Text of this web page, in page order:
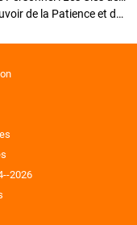
Comment Faire Émerger Votre Blog : Le Pouvoir de la Patience et de la Persévérance
2026